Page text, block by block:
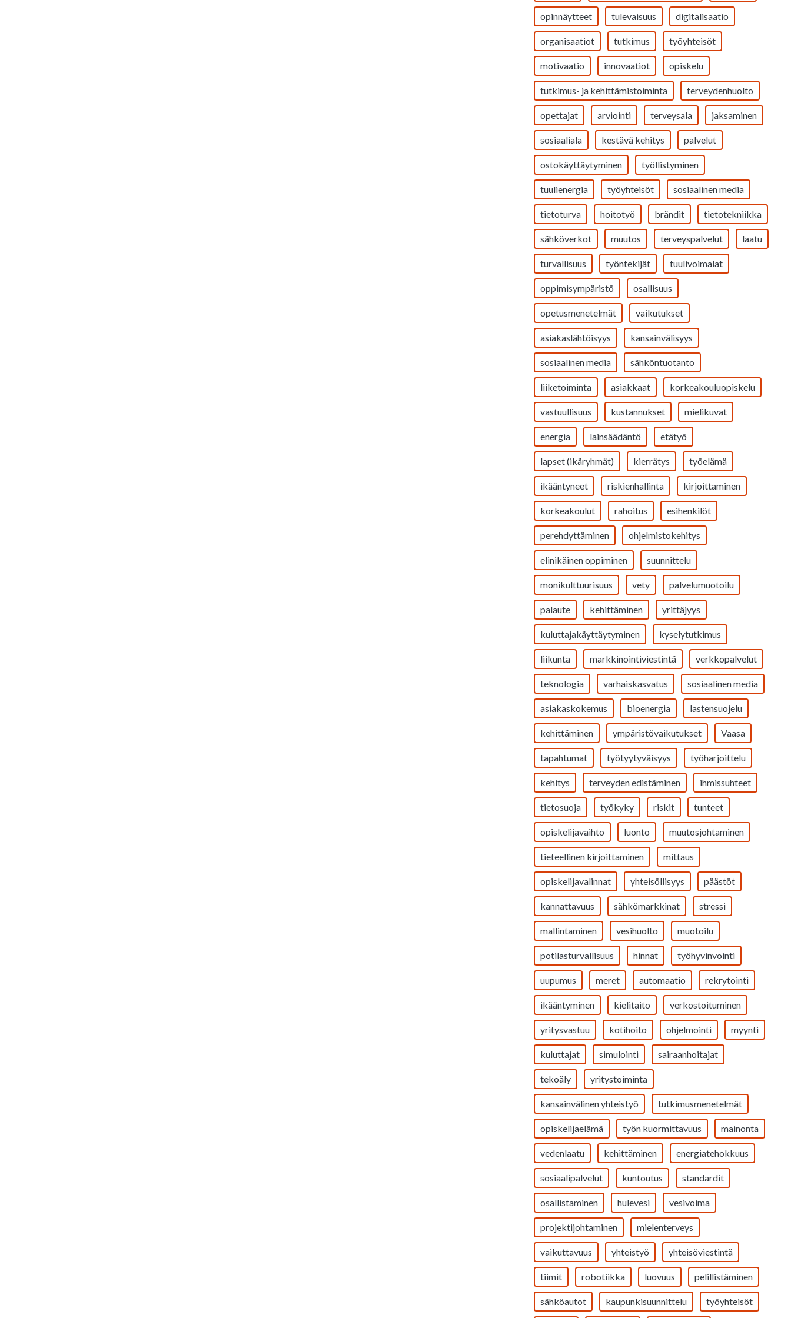
opinnäytteet tulevaisuus digitalisaatio
organisaatiot tutkimus työyhteisöt
motivaatio innovaatiot opiskelu
tutkimus- ja kehittämistoiminta terveydenhuolto
opettajat arviointi terveysala jaksaminen
sosiaaliala kestävä kehitys palvelut
ostokäyttäytyminen työllistyminen
tuulienergia työyhteisöt sosiaalinen media
tietoturva hoitotyö brändit tietotekniikka
sähköverkot muutos terveyspalvelut laatu
turvallisuus työntekijät tuulivoimalat
oppimisympäristö osallisuus
opetusmenetelmät vaikutukset
asiakaslähtöisyys kansainvälisyys
sosiaalinen media sähköntuotanto
liiketoiminta asiakkaat korkeakouluopiskelu
vastuullisuus kustannukset mielikuvat
energia lainsäädäntö etätyö
lapset (ikäryhmät) kierrätys työelämä
ikääntyneet riskienhallinta kirjoittaminen
korkeakoulut rahoitus esihenkilöt
perehdyttäminen ohjelmistokehitys
elinikäinen oppiminen suunnittelu
monikulttuurisuus vety palvelumuotoilu
palaute kehittäminen yrittäjyys
kuluttajakäyttäytyminen kyselytutkimus
liikunta markkinointiviestintä verkkopalvelut
teknologia varhaiskasvatus sosiaalinen media
asiakaskokemus bioenergia lastensuojelu
kehittäminen ympäristövaikutukset Vaasa
tapahtumat työtyytyväisyys työharjoittelu
kehitys terveyden edistäminen ihmissuhteet
tietosuoja työkyky riskit tunteet
opiskelijavaihto luonto muutosjohtaminen
tieteellinen kirjoittaminen mittaus
opiskelijavalinnat yhteisöllisyys päästöt
kannattavuus sähkömarkkinat stressi
mallintaminen vesihuolto muotoilu
potilasturvallisuus hinnat työhyvinvointi
uupumus meret automaatio rekrytointi
ikääntyminen kielitaito verkostoituminen
yritysvastuu kotihoito ohjelmointi myynti
kuluttajat simulointi sairaanhoitajat
tekoäly yritystoiminta
kansainvälinen yhteistyö tutkimusmenetelmät
opiskelijaelämä työn kuormittavuus mainonta
vedenlaatu kehittäminen energiatehokkuus
sosiaalipalvelut kuntoutus standardit
osallistaminen hulevesi vesivoima
projektijohtaminen mielenterveys
vaikuttavuus yhteistyö yhteisöviestintä
tiimit robotiikka luovuus pelillistäminen
sähköautot kaupunkisuunnittelu työyhteisöt